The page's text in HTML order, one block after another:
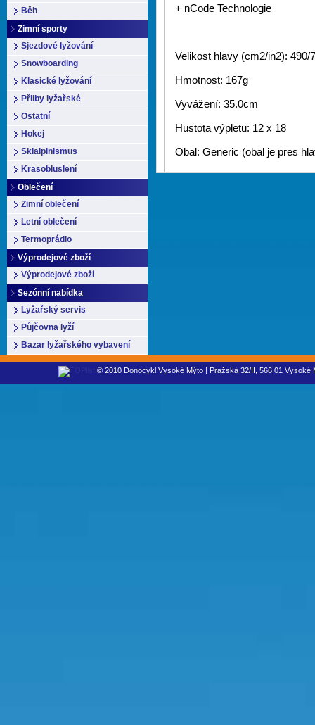
Běh
Zimní sporty
Sjezdové lyžování
Snowboarding
Klasické lyžování
Přilby lyžařské
Ostatní
Hokej
Skialpinismus
Krasobluslení
Oblečení
Zimní oblečení
Letní oblečení
Termoprádlo
Výprodejové zboží
Výprodejové zboží
Sezónní nabídka
Lyžařský servis
Půjčovna lyží
Bazar lyžařského vybavení
+ nCode Technologie
Velikost hlavy (cm2/in2): 490/
Hmotnost: 167g
Vyvážení: 35.0cm
Hustota výpletu: 12 x 18
Obal: Generic (obal je pres
© 2010 Donocykl Vysoké Mýto | Pražská 32/II, 566 01 Vysoké